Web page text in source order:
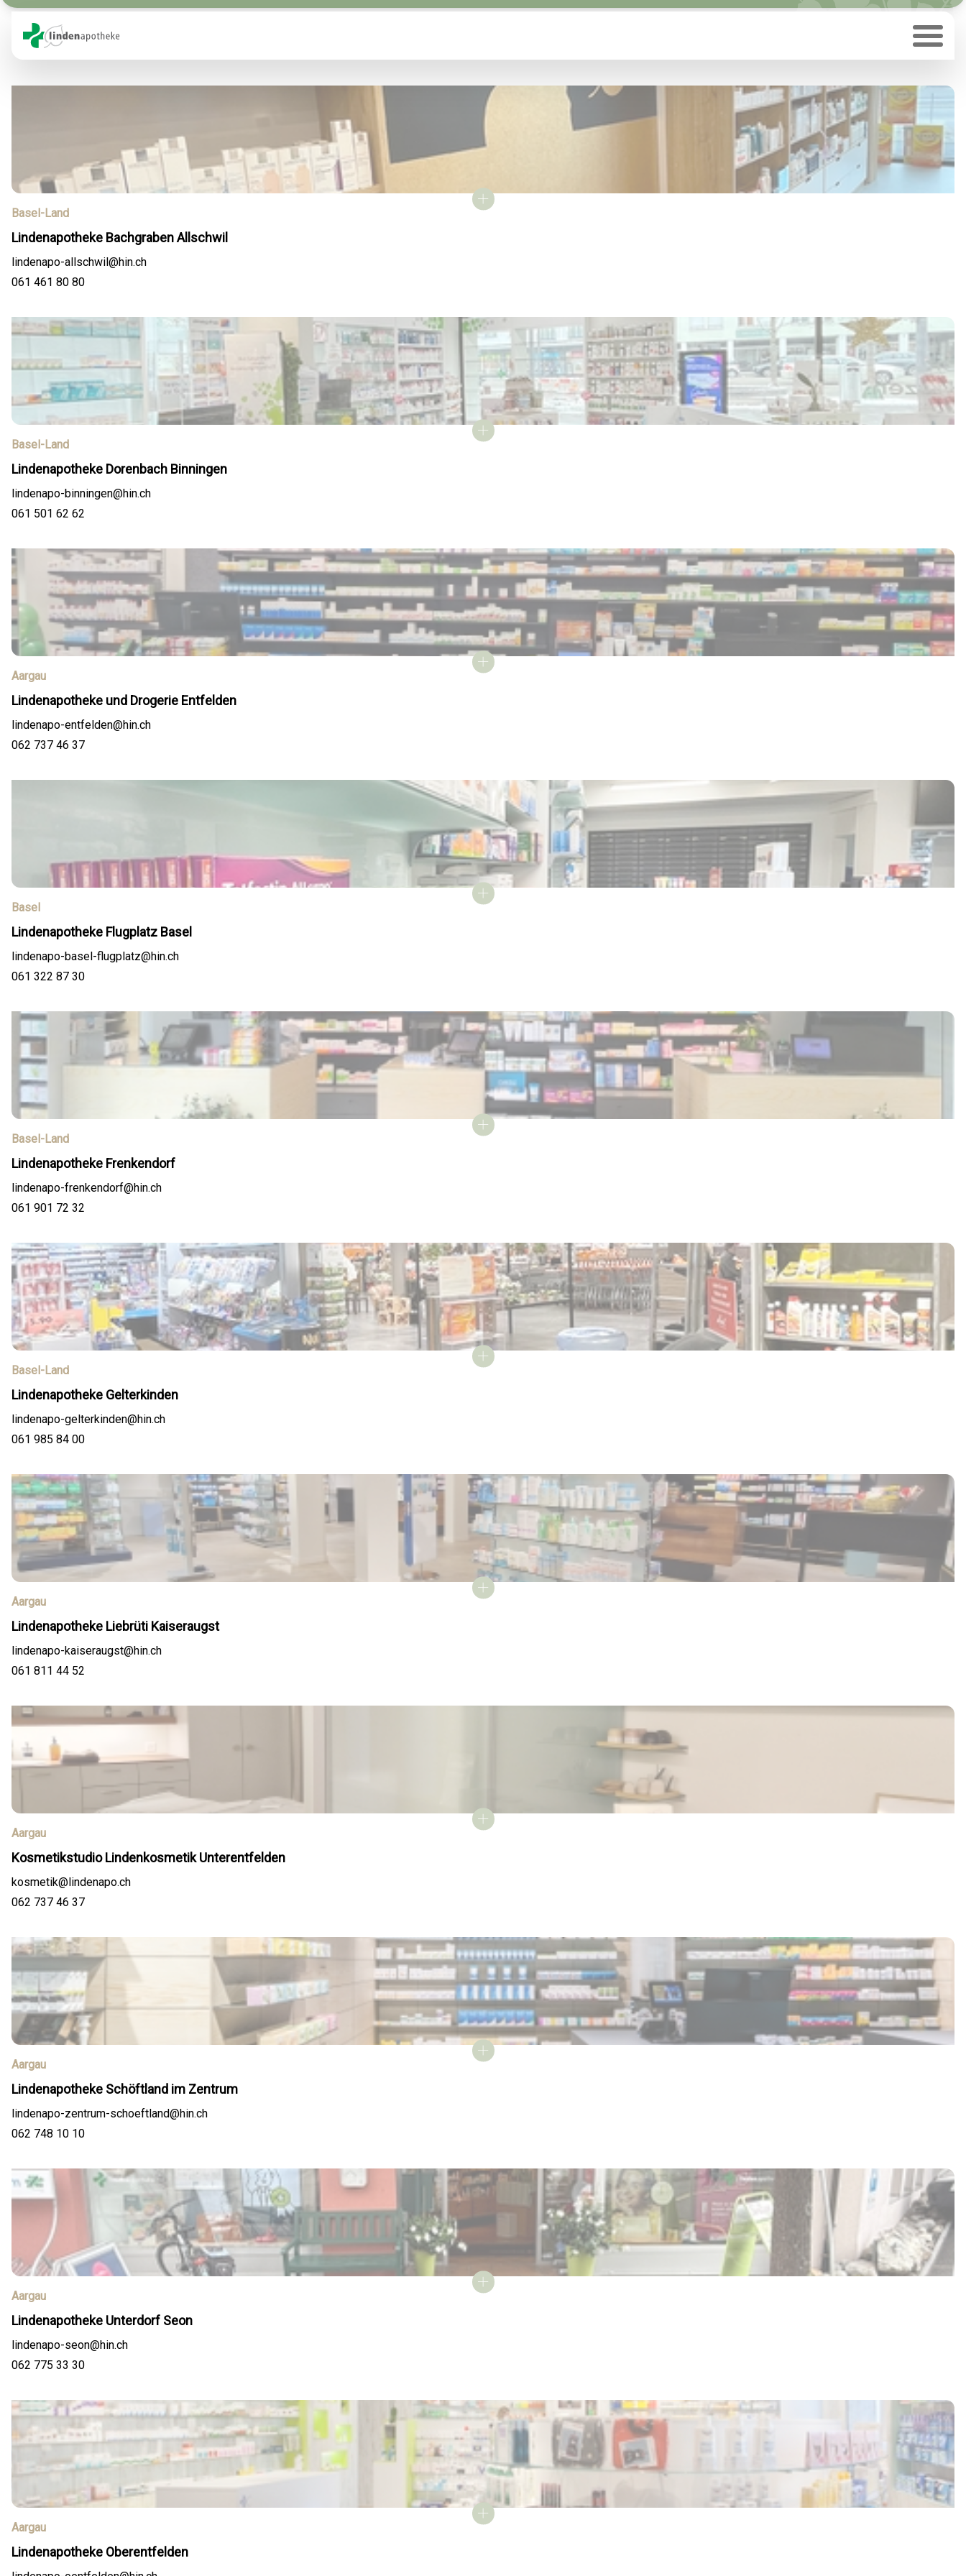
Basel-Land
Lindenapotheke Bachgraben Allschwil
lindenapo-allschwil@hin.ch
061 461 80 80
Basel-Land
Lindenapotheke Dorenbach Binningen
lindenapo-binningen@hin.ch
061 501 62 62
Aargau
Lindenapotheke und Drogerie Entfelden
lindenapo-entfelden@hin.ch
062 737 46 37
Basel
Lindenapotheke Flugplatz Basel
lindenapo-basel-flugplatz@hin.ch
061 322 87 30
Basel-Land
Lindenapotheke Frenkendorf
lindenapo-frenkendorf@hin.ch
061 901 72 32
Basel-Land
Lindenapotheke Gelterkinden
lindenapo-gelterkinden@hin.ch
061 985 84 00
Aargau
Lindenapotheke Liebrüti Kaiseraugst
lindenapo-kaiseraugst@hin.ch
061 811 44 52
Aargau
Kosmetikstudio Lindenkosmetik Unterentfelden
kosmetik@lindenapo.ch
062 737 46 37
Aargau
Lindenapotheke Schöftland im Zentrum
lindenapo-zentrum-schoeftland@hin.ch
062 748 10 10
Aargau
Lindenapotheke Unterdorf Seon
lindenapo-seon@hin.ch
062 775 33 30
Aargau
Lindenapotheke Oberentfelden